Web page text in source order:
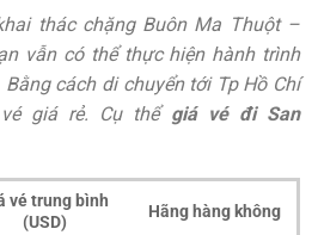
thác chặng Buôn Ma Thuột –
vẫn có thể thực hiện hành trình
cách di chuyển tới Tp Hồ Chí
giá rẻ. Cụ thể giá vé đi San
vé trung bình
(USD)
Hãng hàng không